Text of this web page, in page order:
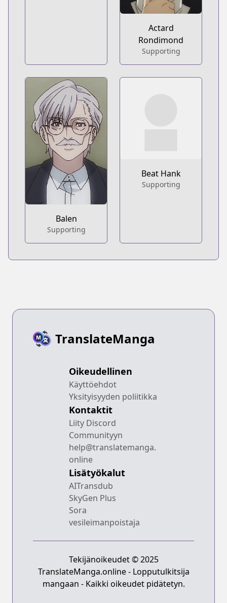
Actard
Rondimond
Supporting
Balen
Supporting
Beat Hank
Supporting
TranslateManga
Oikeudellinen
Käyttöehdot
Yksityisyyden poliitikka
Kontaktit
Liity Discord
Communityyn
help@translatemanga.
online
Lisätyökalut
AITransdub
SkyGen Plus
Sora
vesileimanpoistaja
Tekijänoikeudet © 2025
TranslateManga.online - Lopputulkitsija
mangaan - Kaikki oikeudet pidätetyn.